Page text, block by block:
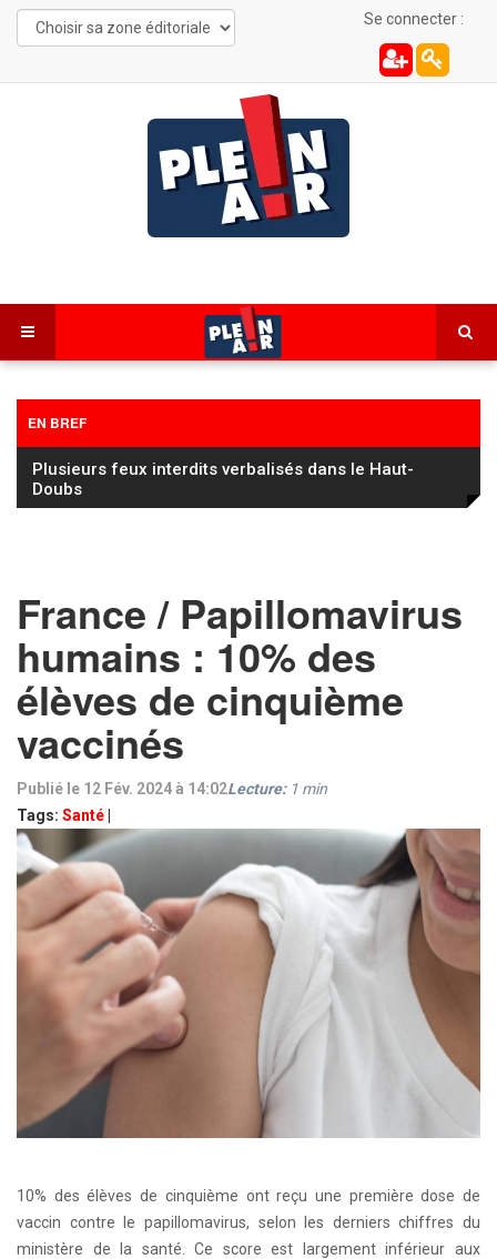
Se connecter :
EN BREF
Les Combes : une automobiliste de 22 ans
désincarcérée
France / Papillomavirus
humains : 10% des
élèves de cinquième
vaccinés
Publié le 12 Fév. 2024 à 14:02
Tags: Santé
Lecture: 1 min
10% des élèves de cinquième ont reçu une première dose de
vaccin contre le papillomavirus, selon les derniers chiffres du
ministère de la santé. Ce score est largement inférieur aux